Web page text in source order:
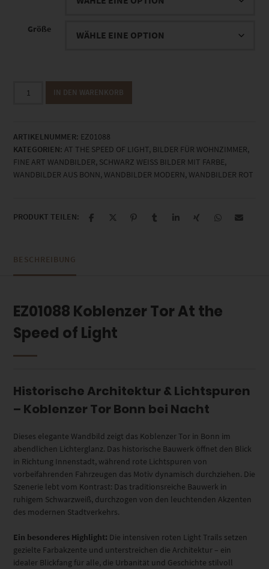
Größe
Koblenzer
the
Speed
of
Light
IN DEN WARENKORB
ARTIKELNUMMER: EZ01088
KATEGORIEN: AT THE SPEED OF LIGHT, BILDER FÜR WOHNZIMMER,
FINE ART WANDBILDER, SCHWARZ WEISS BILDER MIT FARBE ,
WANDBILDER AUS BONN, WANDBILDER MODERN, WANDBILDER ROT
PRODUKT TEILEN:
BESCHREIBUNG
EZ01088 Koblenzer Tor At the
Speed of Light
Historische Architektur & Lichtspuren
– Koblenzer Tor Bonn bei Nacht
Dieses elegante Wandbild zeigt das Koblenzer Tor in Bonn im
abendlichen Lichterglanz. Das historische Bauwerk öffnet den Blick
in Richtung Innenstadt, während rote Lichtspuren von
vorbeifahrenden Fahrzeugen das Motiv dynamisch durchziehen. Die
Szenerie lebt vom Kontrast: Das traditionsreiche Bauwerk in
ruhigem Schwarzweiß, durchzogen von den leuchtenden Akzenten
des modernen Stadtverkehrs.
Ein besonderes Highlight: Die intensiven roten Light Trails setzen
gezielte Farbakzente und unterstreichen die Architektur – ein
idealer Blickfang für alle, die Urbanität und Geschichte stilvoll